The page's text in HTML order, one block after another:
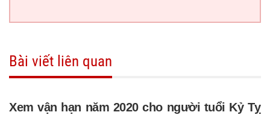
Bài viết liên quan
Xem vận hạn năm 2020 cho người tuổi Kỷ Tỵ